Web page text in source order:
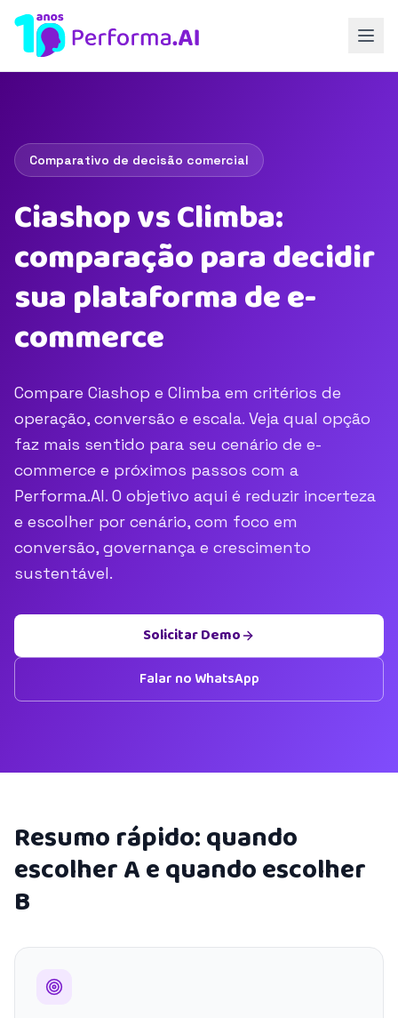
Comparativo de decisão comercial
Ciashop vs Climba:
comparação para decidir
sua plataforma de e-
commerce
Compare Ciashop e Climba em critérios de
operação, conversão e escala. Veja qual opção
faz mais sentido para seu cenário de e-
commerce e próximos passos com a
Performa.AI. O objetivo aqui é reduzir incerteza
e escolher por cenário, com foco em
conversão, governança e crescimento
sustentável.
Solicitar Demo
Falar no WhatsApp
Resumo rápido: quando
escolher A e quando escolher
B